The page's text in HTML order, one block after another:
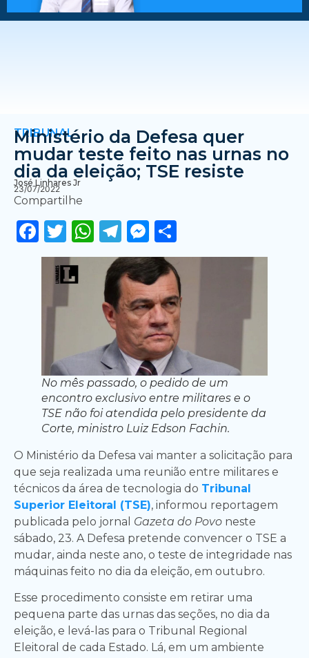
TRIBUNAL
Ministério da Defesa quer
mudar teste feito nas urnas no
dia da eleição; TSE resiste
José Linhares Jr
23/07/2022
Compartilhe
Facebook
Twitter
WhatsApp
Telegram
Messenger
No mês passado, o pedido de um
encontro exclusivo entre militares e o
TSE não foi atendida pelo presidente da
Corte, ministro Luiz Edson Fachin.
O Ministério da Defesa vai manter a solicitação para
que seja realizada uma reunião entre militares e
técnicos da área de tecnologia do Tribunal
Superior Eleitoral (TSE), informou reportagem
publicada pelo jornal Gazeta do Povo neste
sábado, 23. A Defesa pretende convencer o TSE a
mudar, ainda neste ano, o teste de integridade nas
máquinas feito no dia da eleição, em outubro.
Esse procedimento consiste em retirar uma
pequena parte das urnas das seções, no dia da
eleição, e levá-las para o Tribunal Regional
Eleitoral de cada Estado. Lá, em um ambiente